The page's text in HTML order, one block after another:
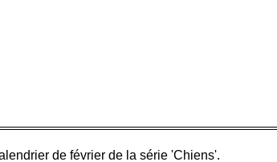
de février de la série 'Chiens'.